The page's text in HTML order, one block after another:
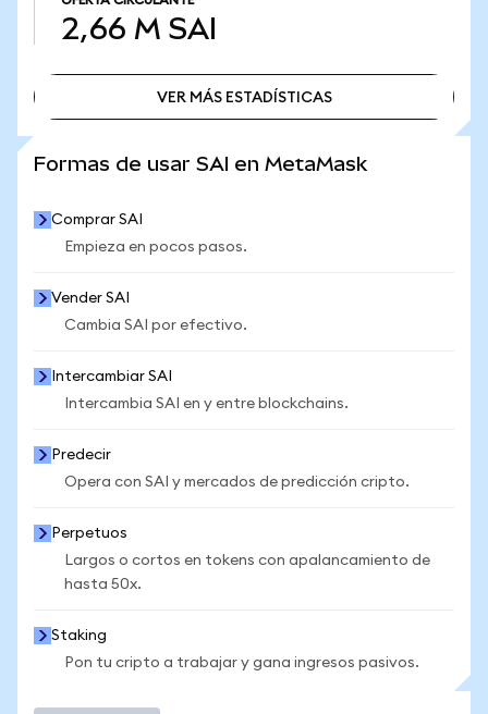
2,66 M SAI
VER MÁS ESTADÍSTICAS
Formas de usar SAI en MetaMask
Comprar SAI
Empieza en pocos pasos.
Vender SAI
Cambia SAI por efectivo.
Intercambiar SAI
Intercambia SAI en y entre blockchains.
Predecir
Opera con SAI y mercados de predicción cripto.
Perpetuos
Largos o cortos en tokens con apalancamiento de
hasta 50x.
Staking
Pon tu cripto a trabajar y gana ingresos pasivos.